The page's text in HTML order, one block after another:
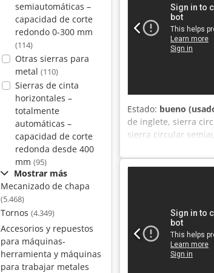
semiautomáticas –
capacidad de corte
redondo 0-300 mm
(114)
Otras sierras para
metal (110)
Sierras de cinta
horizontales –
totalmente
automáticas –
capacidad de corte
redonda desde 400
mm (95)
Mostrar más
Mecanizado de chapa
(5.468)
Tornos (4.349)
Accesorios y repuestos
para máquinas-
herramienta y máquinas
para trabajar metales
Estado: bueno
de inglete, sierra
sierra circular
Kaltenbach, sierra
Tipo: KKS 400 E,
motor: 1,8 / 2,7 kW
Capacidad de
Velocidad de corte:
de rodillos
Dimensiones de la